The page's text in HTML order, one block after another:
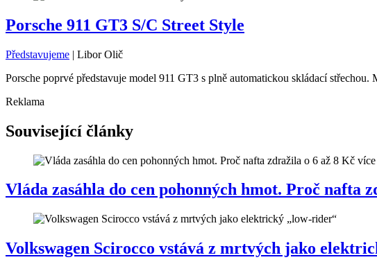
Porsche 911 GT3 S/C Street Style
Představujeme | Libor Olič
Porsche poprvé představuje model 911 GT3 s plně automatickou skládací
Reklama
Související články
Vláda zasáhla do cen pohonných hmot. Proč nafta
Volkswagen Scirocco vstává z mrtvých jako